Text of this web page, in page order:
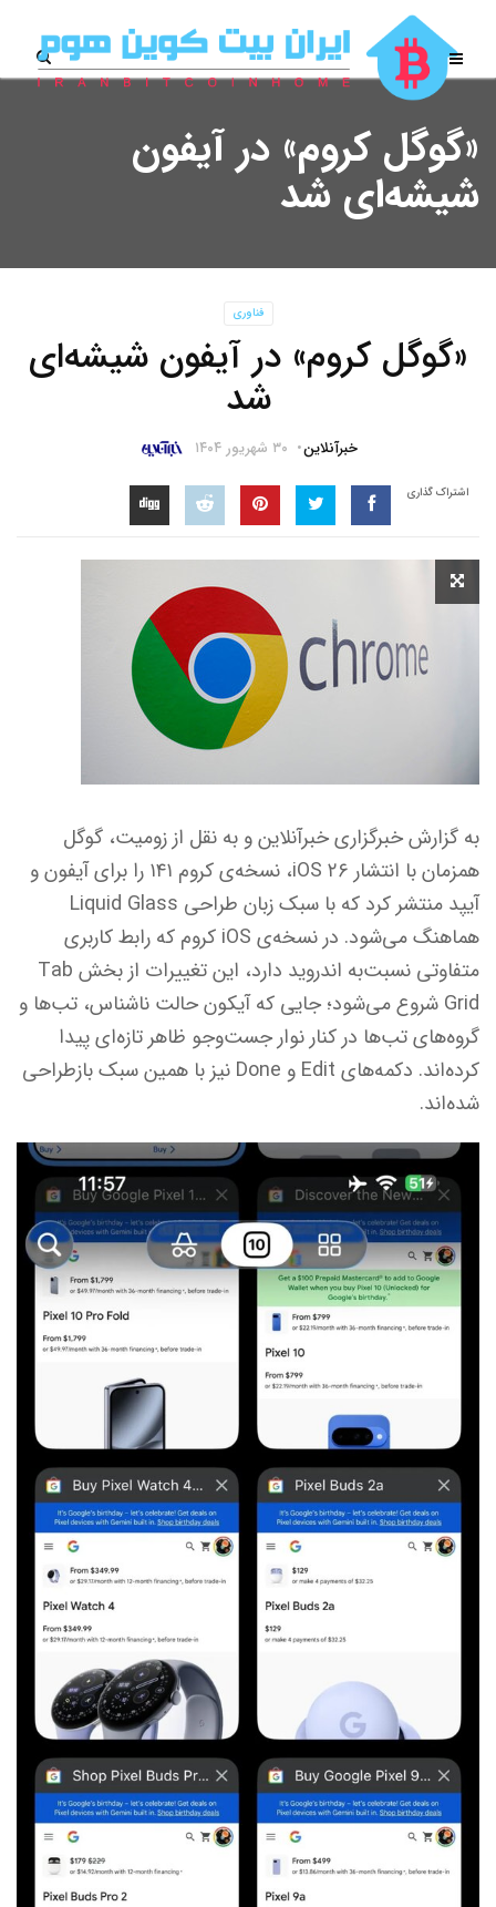
«گوگل کروم» در آیفون
شیشه‌ای شد
فناوری
«گوگل کروم» در آیفون شیشه‌ای
شد
خبرآنلاین ۳۰ شهریور ۱۴۰۴
اشتراک گذاری
به گزارش خبرگزاری خبرآنلاین و به نقل از زومیت، گوگل
همزمان با انتشار iOS ۲۶، نسخه‌ی کروم ۱۴۱ را برای آیفون و
آیپد منتشر کرد که با سبک زبان طراحی Liquid Glass
هماهنگ می‌شود. در نسخه‌ی iOS کروم که رابط کاربری
متفاوتی نسبت‌به اندروید دارد، این تغییرات از بخش Tab
Grid شروع می‌شود؛ جایی که آیکون حالت ناشناس، تب‌ها و
گروه‌های تب‌ها در کنار نوار جست‌وجو ظاهر تازه‌ای پیدا
کرده‌اند. دکمه‌های Edit و Done نیز با همین سبک بازطراحی
شده‌اند.